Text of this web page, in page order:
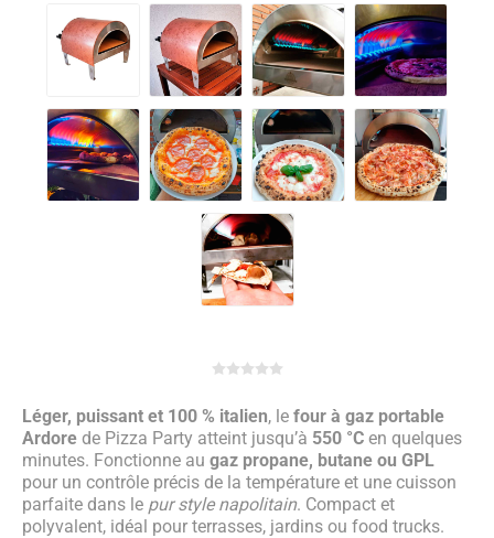
Léger, puissant et 100 % italien, le four à gaz portable
Ardore de Pizza Party atteint jusqu’à 550 °C en quelques
minutes. Fonctionne au gaz propane, butane ou GPL
pour un contrôle précis de la température et une cuisson
parfaite dans le pur style napolitain. Compact et
polyvalent, idéal pour terrasses, jardins ou food trucks.